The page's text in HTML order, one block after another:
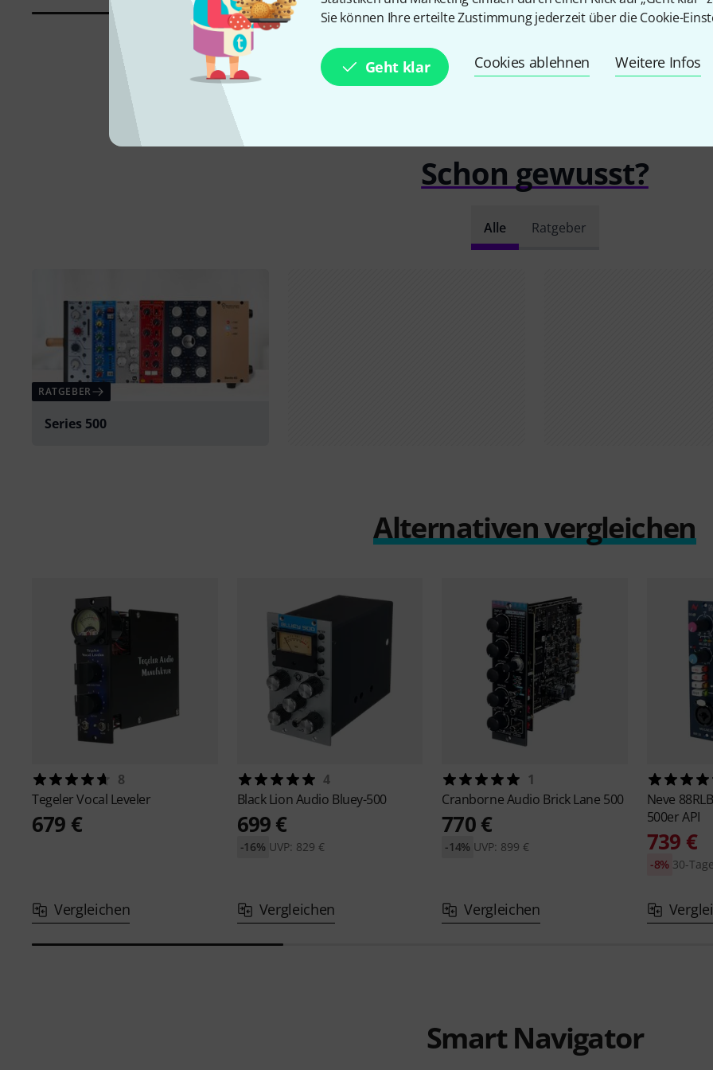
Sie können Ihre erteilte Zustimmung jederzeit über die Cookie-
Geht klar Cookies ablehnen Weitere Infos
Schon gewusst?
Alle Ratgeber
RATGEBER
Series 500
Alternativen vergleichen
8
TegelerVocal Leveler
679 €
Vergleichen
4
Black Lion Audio Bluey-500
699 €
UVP: 829 €
-16%
Vergleichen
1
Cranborne Audio Brick Lane 500
770 €
UVP: 899 €
-14%
Vergleichen
Neve
500er API
739 €
30-
-8%
Smart Navigator